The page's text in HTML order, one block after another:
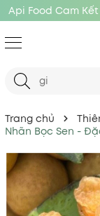
Api Food Cam
Trang chủ
Nhãn Bọc Sen -